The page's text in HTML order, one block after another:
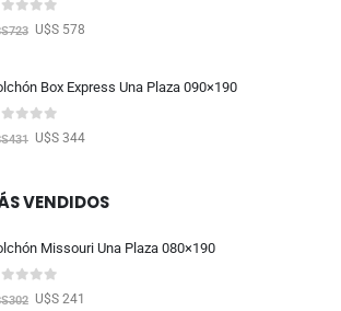
of 5
723 U$S 578
Box Express Una Plaza 090×190
of 5
431 U$S 344
VENDIDOS
Missouri Una Plaza 080×190
out of 5
302 U$S 241